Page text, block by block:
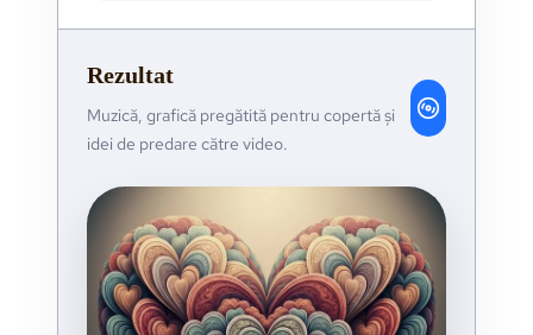
Rezultat
Muzică, grafică pregătită pentru copertă și
idei de predare către video.